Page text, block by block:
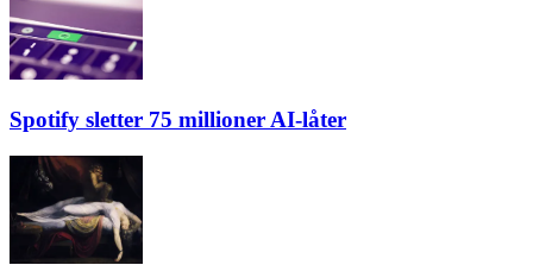
Spotify sletter 75 millioner AI-låter